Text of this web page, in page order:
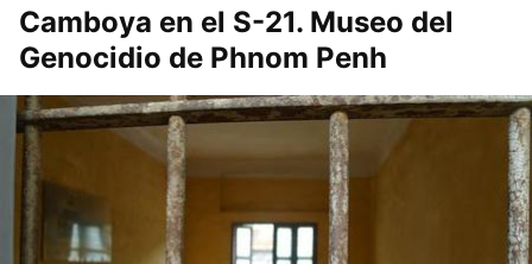
Camboya en el S-21. Museo del
Genocidio de Phnom Penh